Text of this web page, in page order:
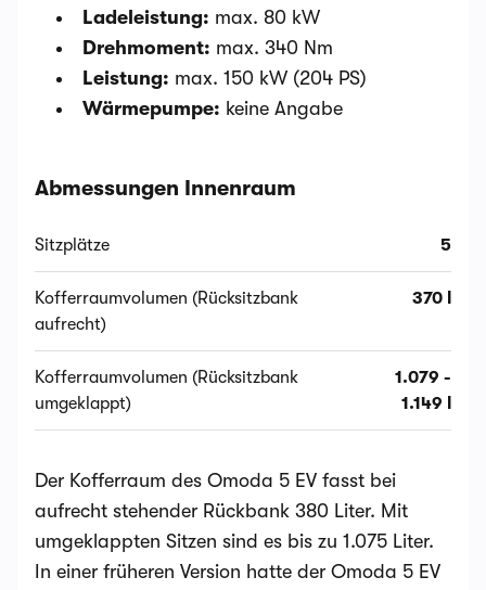
Ladeleistung: max. 80 kW
Drehmoment: max. 340 Nm
Leistung: max. 150 kW (204 PS)
Wärmepumpe: keine Angabe
Abmessungen Innenraum
Sitzplätze 5
Kofferraumvolumen (Rücksitzbank
aufrecht)
370 l
Kofferraumvolumen (Rücksitzbank
umgeklappt)
1.079 -
1.149 l
Der Kofferraum des Omoda 5 EV fasst bei
aufrecht stehender Rückbank 380 Liter. Mit
umgeklappten Sitzen sind es bis zu 1.075 Liter.
In einer früheren Version hatte der Omoda 5 EV